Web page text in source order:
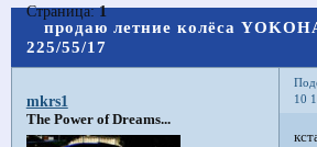
продаю летние колёса
225/55/17
Страница:1
10
mkrs1
The Power of Dreams...